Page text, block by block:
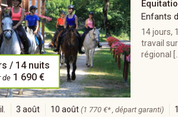
/ 14 nuits
de 1 690 €
Enfants
14 jours,
travail
régional
3 août 10 août(1 770 €* , départ garanti)